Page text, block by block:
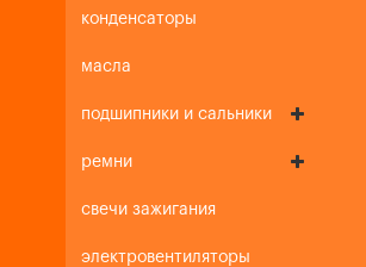
конденсаторы
масла
подшипники и сальники
ремни
свечи зажигания
электровентиляторы